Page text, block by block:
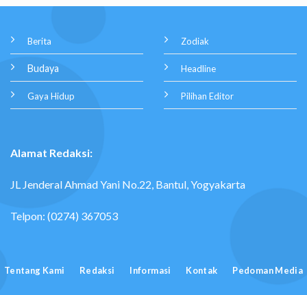
Berita
Budaya
Gaya Hidup
Zodiak
Headline
Pilihan Editor
Alamat Redaksi:
JL Jenderal Ahmad Yani No.22, Bantul, Yogyakarta
Telpon: (0274) 367053
Tentang Kami Redaksi Informasi Kontak Pedoman Media